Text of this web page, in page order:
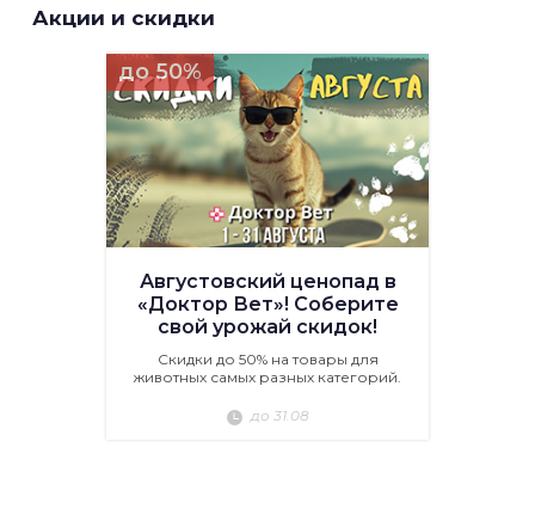
Акции и скидки
до 50%
Августовский ценопад в
«Доктор Вет»! Соберите
свой урожай скидок!
Скидки до 50% на товары для
животных самых разных категорий.
до 31.08